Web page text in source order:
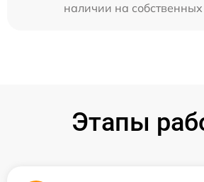
наличии на
Этапы